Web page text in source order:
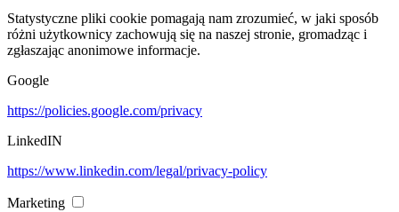
Statystyczne pliki cookie pomagają nam zrozumieć, w jaki sposób
różni użytkownicy zachowują się na naszej stronie, gromadząc i
zgłaszając anonimowe informacje.
Google
https://policies.google.com/privacy
LinkedIN
https://www.linkedin.com/legal/privacy-policy
Marketing